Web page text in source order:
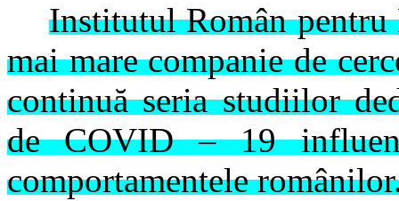
Institutul Român pentru
mai mare companie de
continuă seria studiilor
de COVID – 19
comportamentele